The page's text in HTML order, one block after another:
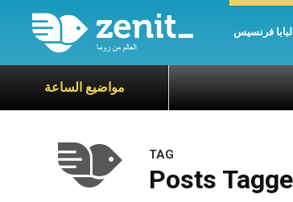
البابا فرنسيس
مواضيع الساعة
TAG